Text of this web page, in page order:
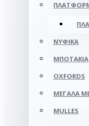
ΝΥΦΙΚΆ
ΜΠΟΤΆΚΙΑ
OXFORDS
ΜΕΓΆΛΑ
MULLES